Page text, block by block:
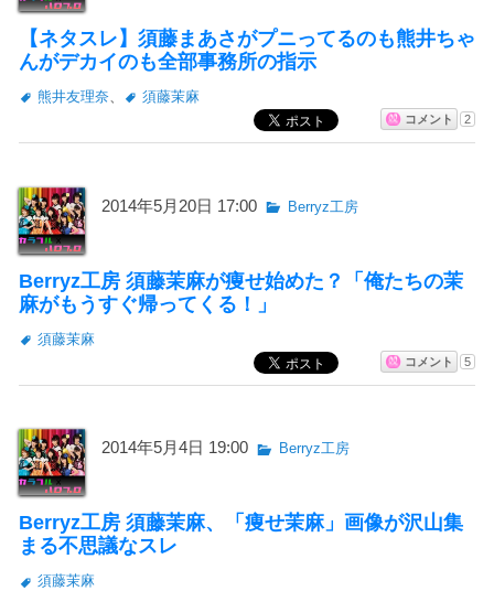
【ネタスレ】須藤まあさがプニってるのも熊井ちゃ
んがデカイのも全部事務所の指示
熊井友理奈、 須藤茉麻
コメント 2
2014年5月20日 17:00 Berryz工房
Berryz工房 須藤茉麻が痩せ始めた？「俺たちの茉
麻がもうすぐ帰ってくる！」
須藤茉麻
コメント 5
2014年5月4日 19:00 Berryz工房
Berryz工房 須藤茉麻、「痩せ茉麻」画像が沢山集
まる不思議なスレ
須藤茉麻